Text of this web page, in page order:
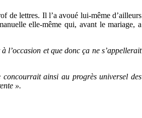
de lettres. Il l’a avoué lui-même d’ailleurs
elle-même qui, avant le mariage, a
l’occasion et que donc ça ne s’appellerait
ainsi au progrès universel des
».